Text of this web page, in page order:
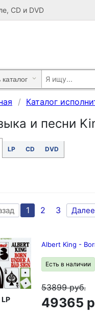
CD и DVD
Каталог
и песни
LP CD DVD
1 2 3
LP
Albert King -
Есть в наличии
53899руб.
49365